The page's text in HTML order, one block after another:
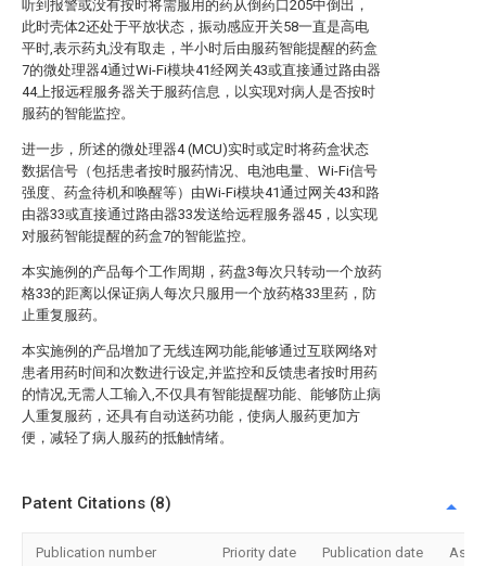
听到报警或没有按时将需服用的药从倒药口205中倒出，
此时壳体2还处于平放状态，振动感应开关58一直是高电
平时,表示药丸没有取走，半小时后由服药智能提醒的药盒
7的微处理器4通过Wi-Fi模块41经网关43或直接通过路由器
44上报远程服务器关于服药信息，以实现对病人是否按时
服药的智能监控。
进一步，所述的微处理器4 (MCU)实时或定时将药盒状态
数据信号（包括患者按时服药情况、电池电量、Wi-Fi信号
强度、药盒待机和唤醒等）由Wi-Fi模块41通过网关43和路
由器33或直接通过路由器33发送给远程服务器45，以实现
对服药智能提醒的药盒7的智能监控。
本实施例的产品每个工作周期，药盘3每次只转动一个放药
格33的距离以保证病人每次只服用一个放药格33里药，防
止重复服药。
本实施例的产品增加了无线连网功能,能够通过互联网络对
患者用药时间和次数进行设定,并监控和反馈患者按时用药
的情况,无需人工输入,不仅具有智能提醒功能、能够防止病
人重复服药，还具有自动送药功能，使病人服药更加方
便，减轻了病人服药的抵触情绪。
Patent Citations (8)
Publication number Priority date Publication date